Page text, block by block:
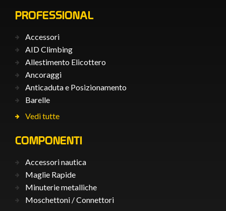
PROFESSIONAL
Accessori
AID Climbing
Allestimento Elicottero
Ancoraggi
Anticaduta e Posizionamento
Barelle
Vedi tutte
COMPONENTI
Accessori nautica
Maglie Rapide
Minuterie metalliche
Moschettoni / Connettori